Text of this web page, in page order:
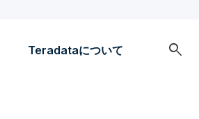
Teradataについて search